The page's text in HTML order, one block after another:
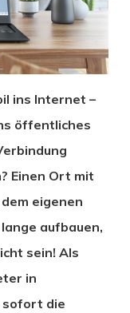
ins Internet –
öffentliches
Einen Ort mit
eigenen
aufbauen,
sein! Als
in
sofort die